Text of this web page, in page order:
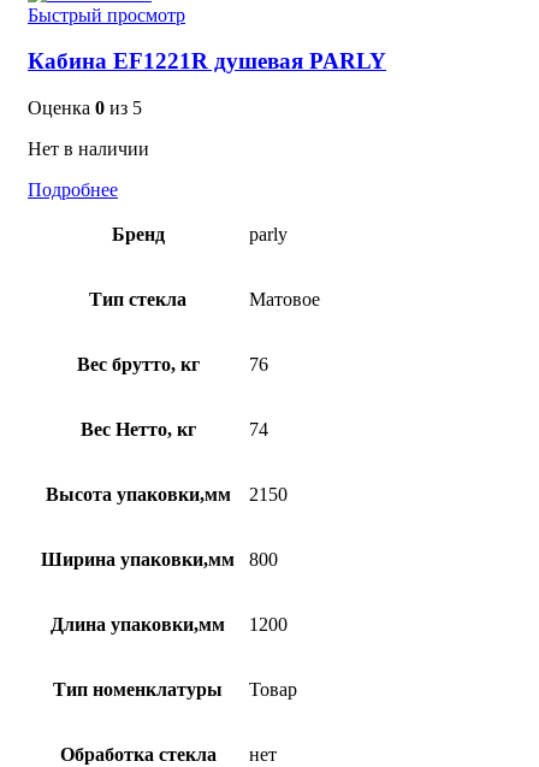
Быстрый просмотр
Кабина EF1221R душевая PARLY
Оценка 0 из 5
Нет в наличии
Подробнее
Бренд parly
Тип стекла Матовое
Вес брутто, кг 76
Вес Нетто, кг 74
Высота упаковки,мм 2150
Ширина упаковки,мм 800
Длина упаковки,мм 1200
Тип номенклатуры Товар
Обработка стекла нет